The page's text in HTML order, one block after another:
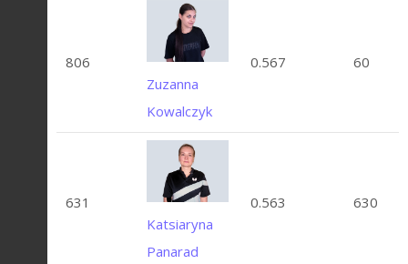
806
Zuzanna
Kowalczyk
0.567 60
631
Katsiaryna
Panarad
0.563 630